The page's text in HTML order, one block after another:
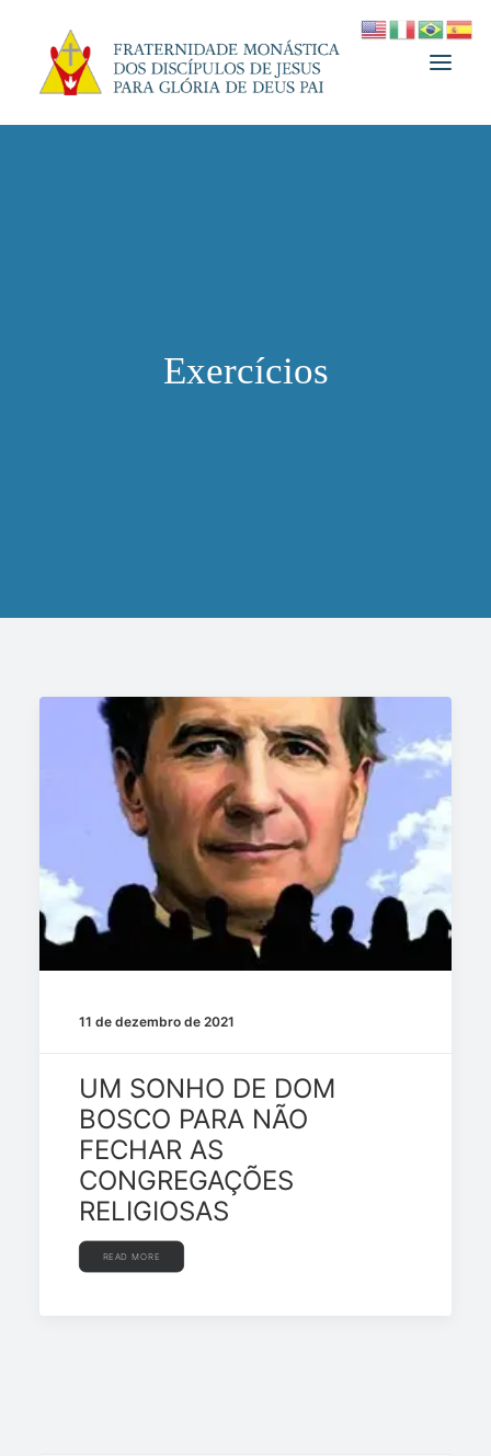
Exercícios
11 de dezembro de 2021
UM SONHO DE DOM
BOSCO PARA NÃO
FECHAR AS
CONGREGAÇÕES
RELIGIOSAS
READ MORE